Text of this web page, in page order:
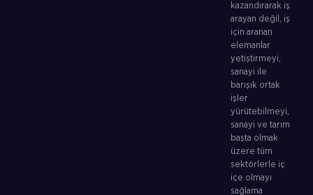
kazandırarak iş
arayan değil, iş
için aranan
elemanlar
yetiştirmeyi,
sanayi ile
barışık ortak
işler
yürütebilmeyi,
sanayi ve tarım
başta olmak
üzere tüm
sektörlerle iç
içe olmayı
sağlama